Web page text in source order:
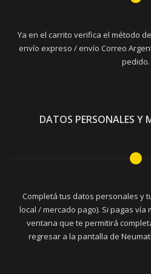
Ya en el carrito verifica el método
envío expreso / envío Correo
pedido.
DATOS PERSONALES Y
Completá tus datos personales y
local / mercado pago). Si pagas
ventana que te permitirá
regresar a la pantalla de